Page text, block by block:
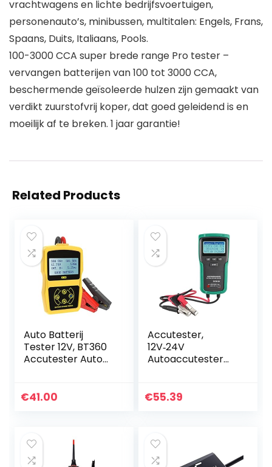
vrachtwagens en lichte bedrijfsvoertuigen,
personenauto’s, minibussen, multitalen: Engels, Frans,
Spaans, Duits, Italiaans, Pools.
100-3000 CCA super brede range Pro tester –
vervangen batterijen van 100 tot 3000 CCA,
beschermende geïsoleerde hulzen zijn gemaakt van
verdikt zuurstofvrij koper, dat goed geleidend is en
moeilijk af te breken. 1 jaar garantie!
Related Products
Auto Batterij
Tester 12V, BT360
Accutester Auto
Lading Tester, Auto
€41.00
Accutester,
12V‑24V
Autoaccutester
gstest Digitale
€55.39